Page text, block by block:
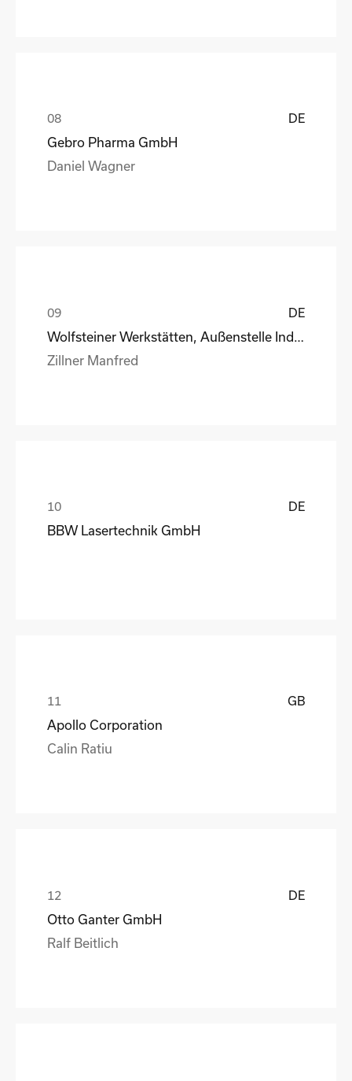
DE
Gebro Pharma GmbH
Daniel Wagner
DE
Zillner Manfred
DE
BBW Lasertechnik GmbH
GB
Apollo Corporation
Calin Ratiu
DE
Otto Ganter GmbH
Ralf Beitlich